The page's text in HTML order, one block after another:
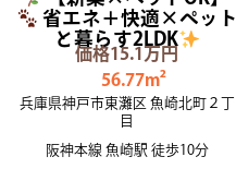
省エネ＋快適×ペット
と暮らす2LDK
価格15.1万円
56.77m²
兵庫県神戸市東灘区 魚崎北町２丁
目
阪神本線 魚崎駅 徒歩10分